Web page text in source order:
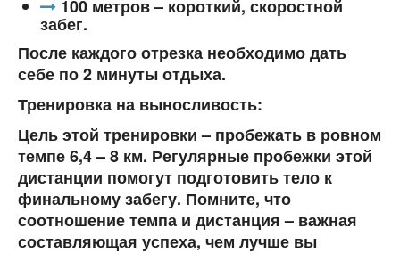
100 метров – короткий, скоростной
забег.
После каждого отрезка необходимо дать
себе по 2 минуты отдыха.
Тренировка на выносливость:
Цель этой тренировки – пробежать в ровном
темпе 6,4 – 8 км. Регулярные пробежки этой
дистанции помогут подготовить тело к
финальному забегу. Помните, что
соотношение темпа и дистанция – важная
составляющая успеха, чем лучше вы